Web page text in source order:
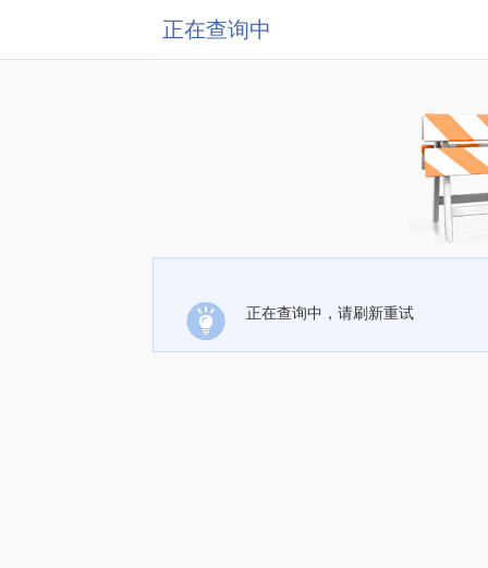
正在查询中
正在查询中，请刷新重试